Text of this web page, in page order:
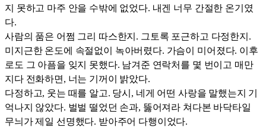
지 못하고 마주 안을 수밖에 없었다. 내겐 너무 간절한 온기였
다.
사람의 품은 어쩜 그리 따스한지. 그토록 포근하고 다정한지.
미지근한 온도에 속절없이 녹아버렸다. 가슴이 미어졌다. 이후
로도 그 아픔을 잊지 못했다. 남겨준 연락처를 몇 번이고 매만
지다 전화하면, 너는 기꺼이 밝았다.
다정하고, 웃는 때를 알고. 당시, 네게 어떤 사랑을 말했는지 기
억나지 않았다. 벌벌 떨었던 손과, 뚫어져라 쳐다본 바닥타일
무늬가 제일 선명했다. 받아주어 다행이었다.